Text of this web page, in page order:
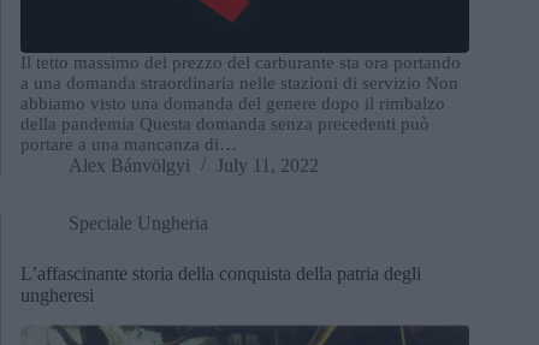
Il tetto massimo del prezzo del carburante sta ora portando
a una domanda straordinaria nelle stazioni di servizio Non
abbiamo visto una domanda del genere dopo il rimbalzo
della pandemia Questa domanda senza precedenti può
portare a una mancanza di…
Alex Bánvölgyi July 11, 2022
Speciale Ungheria
L’affascinante storia della conquista della patria degli
ungheresi